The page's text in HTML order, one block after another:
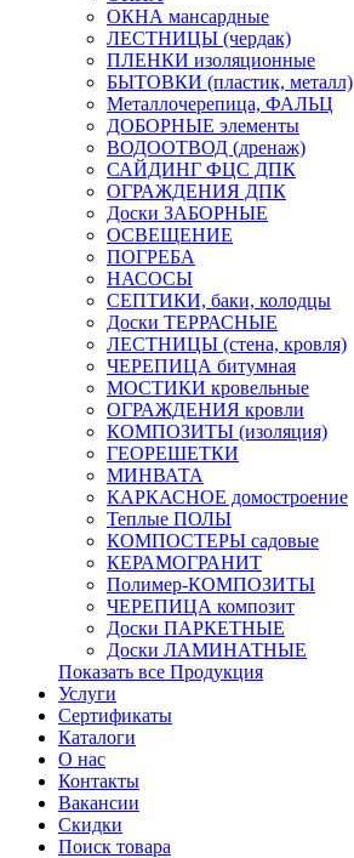
ОКНА мансардные
ЛЕСТНИЦЫ (чердак)
ПЛЕНКИ изоляционные
БЫТОВКИ (пластик, металл)
Металлочерепица, ФАЛЬЦ
ДОБОРНЫЕ элементы
ВОДООТВОД (дренаж)
САЙДИНГ ФЦС ДПК
ОГРАЖДЕНИЯ ДПК
Доски ЗАБОРНЫЕ
ОСВЕЩЕНИЕ
ПОГРЕБА
НАСОСЫ
СЕПТИКИ, баки, колодцы
Доски ТЕРРАСНЫЕ
ЛЕСТНИЦЫ (стена, кровля)
ЧЕРЕПИЦА битумная
МОСТИКИ кровельные
ОГРАЖДЕНИЯ кровли
КОМПОЗИТЫ (изоляция)
ГЕОРЕШЕТКИ
МИНВАТА
КАРКАСНОЕ домостроение
Теплые ПОЛЫ
КОМПОСТЕРЫ садовые
КЕРАМОГРАНИТ
Полимер-КОМПОЗИТЫ
ЧЕРЕПИЦА композит
Доски ПАРКЕТНЫЕ
Доски ЛАМИНАТНЫЕ
Показать все Продукция
Услуги
Сертификаты
Каталоги
О нас
Контакты
Вакансии
Скидки
Поиск товара